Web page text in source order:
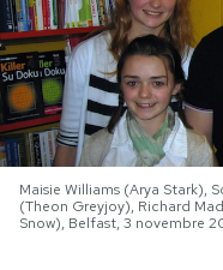
PODCAST
NEWSLETTER
I MIEI PREFERITI
Maisie Williams (Arya Stark),
(Theon Greyjoy), Richard
Snow), Belfast, 3 novembre